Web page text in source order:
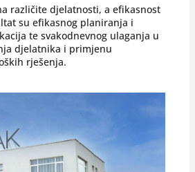
različite djelatnosti, a efikasnost
su efikasnog planiranja i
te svakodnevnog ulaganja u
djelatnika i primjenu
rješenja.